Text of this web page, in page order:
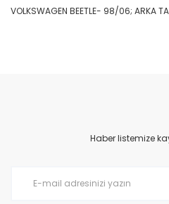
VOLKSWAGEN BEETLE- 98/06; ARKA
Ürün resmi kalitesiz, bozuk
Ürün açıklamasında eksik
Haber listemize